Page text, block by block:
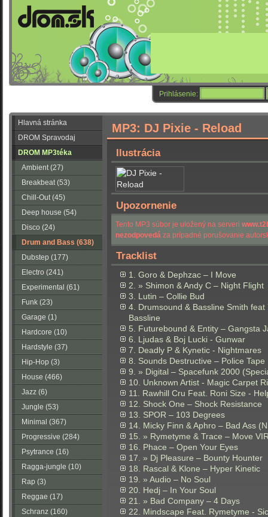
Prihlásenie:
Hlavná stránka
DROM Spravodaj
DROM MP3téka
Ambient (27)
Breakbeat (53)
Chill-Out (45)
Deep house (54)
Disco (24)
Drum and Bass (638)
Dubstep (177)
Electro (241)
Experimental (61)
Funk (23)
Garage (1)
Hardcore (10)
Hardstyle (37)
Hip-Hop (3)
House (466)
Jazz (6)
Jungle (53)
Minimal (367)
Progressive (284)
Psytrance (16)
Ragga-jungle (10)
Rap (3)
Reggae (17)
Schranz (160)
MP3: DJ Pixie - Reload
Ilustrácia
Upozornenie
Tento MP3 súbor je uložený na serveri
nezodpovedá za prípadné porušovanie
Tracklist
1. Goro & Dephzac – I Move
2. » Shimon & Andy C – Night Flight
3. Lutin – Collie Bud
4. Drumsound & Bassline Smith
Bassline
5. Futurebound & Entity – Gangsta
6. Ljudas & Boj Lucki - Gunwar
7. Deadly P & Kynetic - Nightmares
8. Sounds Destructive – Police Tape
9. » Digital – Spacefunk 2000
10. Unknown Artist - Magic Carpet
11. Rawhill Cru Feat. Roni Size -
12. Shock One – Shock Resistance
13. SPOR – 103 Degrees
14. Micky Finn & Aphro – Bad Ass
15. » Rymetyme & Trace – Move
16. Phace – Open Your Eyes
17. » Dj Pleasure – Bounty Hounter
18. Rascal & Klone – Hyper Kinetic
19. » Audio – No Soul
20. Hedj – In Your Soul
21. » Bad Company – 4 Days
22. Mindscape Feat. Rymetyme -